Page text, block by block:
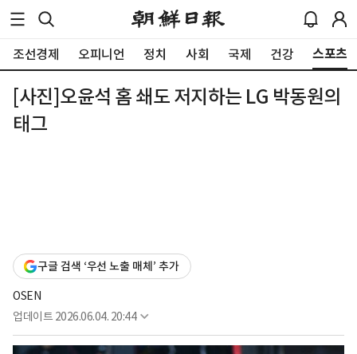
조선경제 오피니언 정치 사회 국제 건강 스포츠
[사진]오윤석 홈 쇄도 저지하는 LG 박동원의
태그
구글 검색 ‘우선 노출 매체’ 추가
OSEN
업데이트 2026.06.04. 20:44